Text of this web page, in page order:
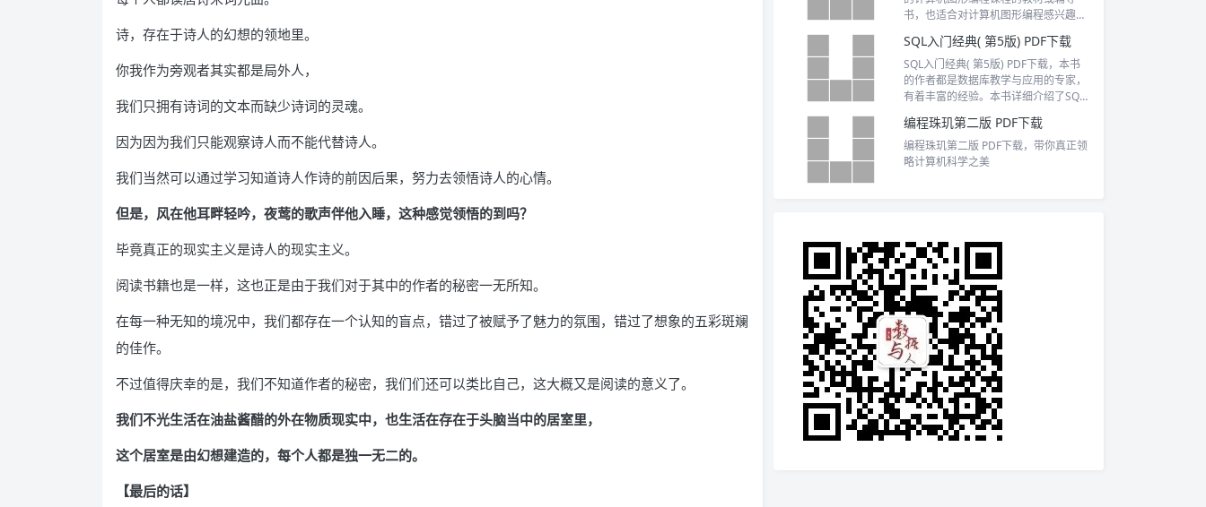
诗，存在于诗人的幻想的领地里。
你我作为旁观者其实都是局外人，
我们只拥有诗词的文本而缺少诗词的灵魂。
因为因为我们只能观察诗人而不能代替诗人。
我们当然可以通过学习知道诗人作诗的前因后果，努力去领悟诗人的心情。
但是，风在他耳畔轻吟，夜莺的歌声伴他入睡，这种感觉领悟的到吗？
毕竟真正的现实主义是诗人的现实主义。
阅读书籍也是一样，这也正是由于我们对于其中的作者的秘密一无所知。
在每一种无知的境况中，我们都存在一个认知的盲点，错过了被赋予了魅力的氛围，错过了想象的五彩斑斓
的佳作。
不过值得庆幸的是，我们不知道作者的秘密，我们们还可以类比自己，这大概又是阅读的意义了。
我们不光生活在油盐酱醋的外在物质现实中，也生活在存在于头脑当中的居室里，
这个居室是由幻想建造的，每个人都是独一无二的。
【最后的话】
书，也适合对计算机图形编程感兴趣的
SQL入门经典( 第5版) PDF下载
SQL入门经典( 第5版) PDF下载，本书
的作者都是数据库教学与应用的专家，
有着丰富的经验。本书详细介绍了SQL
种SQL实现与ANSI标准之间的差别。书
中包含了大量的范例，直观地说明了如
何使用SQL对数据进行处理。每章后面
测验和练习的答案。
编程珠玑第二版 PDF下载
编程珠玑第二版 PDF下载，带你真正领
略计算机科学之美